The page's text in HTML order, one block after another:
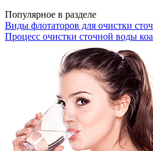
Популярное в разделе
Виды флотаторов для очистки
Процесс очистки сточной воды